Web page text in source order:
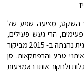
השקט, מציעה שפע של
הרי געש פעילים,
ונופים הררים. סן חוזה, כחלוצת התיירות האקולוגית נהנתה ב- 2015 מביקור
איתני טבע והרפתקאות. סן
ולחקור אותו באמצעות